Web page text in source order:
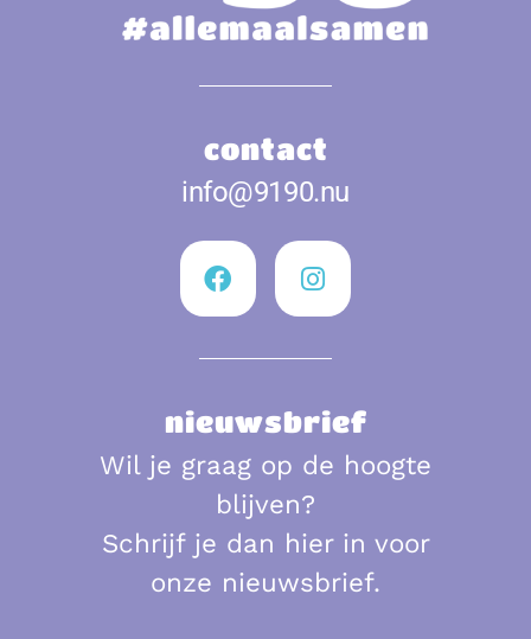
contact
info@9190.nu
nieuwsbrief
Wil je graag op de hoogte
blijven?
Schrijf je dan hier in voor
onze nieuwsbrief.